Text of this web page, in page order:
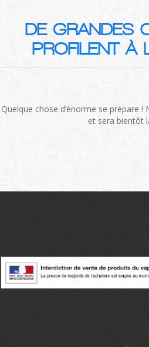
DE GRANDES
PROFILENT À
Quelque chose d’énorme se prépare
et sera bientôt